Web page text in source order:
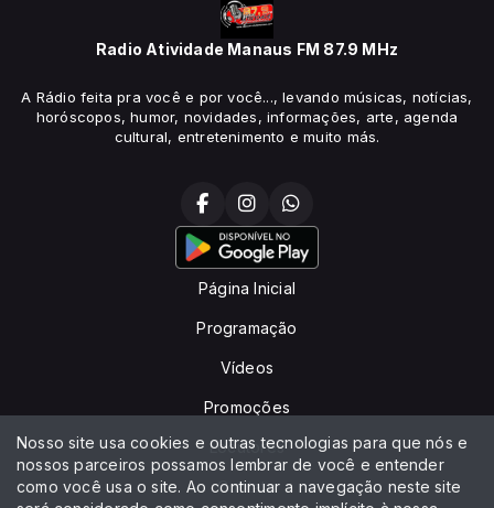
Radio Atividade Manaus FM 87.9 MHz
A Rádio feita pra você e por você..., levando músicas, notícias,
horóscopos, humor, novidades, informações, arte, agenda
cultural, entretenimento e muito más.
Página Inicial
Programação
Vídeos
Promoções
Locutores
Contato
Nosso site usa cookies e outras tecnologias para que nós e
nossos parceiros possamos lembrar de você e entender
como você usa o site. Ao continuar a navegação neste site